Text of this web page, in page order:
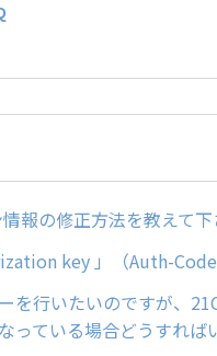
報の修正方法を教えて下
key 」（Auth-
を行いたいのですが、
っている場合どうすれば